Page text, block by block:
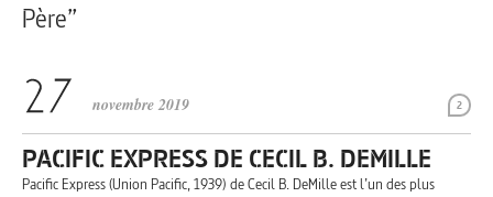
Père”
2
novembre 2019
PACIFIC EXPRESS DE CECIL B. DEMILLE
Pacific Express (Union Pacific, 1939) de Cecil B. DeMille est l’un des plus